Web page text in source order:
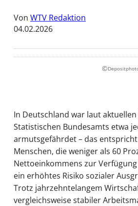
Von WTV Redaktion
04.02.2026
©
In Deutschland war laut aktuellen
Statistischen Bundesamts etwa
armutsgefährdet – das
Menschen, die weniger als 60
Nettoeinkommens zur
ein erhöhtes Risiko sozialer
Trotz jahrzehntelangem
vergleichsweise stabiler